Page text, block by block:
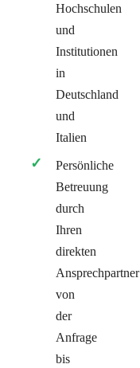
Hochschulen
und
Institutionen
in
Deutschland
und
Italien
Persönliche
Betreuung
durch
Ihren
direkten
Ansprechpartner
von
der
Anfrage
bis